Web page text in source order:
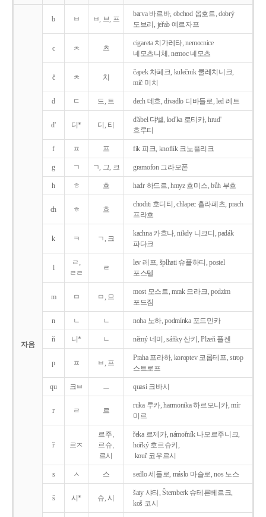
자음
b ㅂ ㅂ, 브, 프
barva 바르바, obchod 옵호트, dobrý
도브리, jeřab 예르자프
c ㅊ 츠
cigareta 치가레타, nemocnice
네모츠니체, nemoc 네모츠
č ㅊ 치
čapek 차페크, kulečnik 쿨레치니크,
míč 미치
d ㄷ 드, 트 dech 데흐, divadlo 디바들로, led 레트
d' 디* 디, 티
d'ábel 댜벨, lod'ka 로티카, hrud'
흐루티
f ㅍ 프 fík 피크, knoflík 크노플리크
g ㄱ ㄱ, 그, 크 gramofon 그라모폰
h ㅎ 흐 hadr 하드르, hmyz 흐미스, bůh 부흐
ch ㅎ 흐
choditi 호디티, chlapec 흘라페츠, prach
프라흐
k ㅋ ㄱ, 크
kachna 카흐나, nikdy 니크디, padák
파다크
l
ㄹ,
ㄹㄹ
ㄹ
lev 레프, šplhati 슈플하티, postel
포스텔
m ㅁ ㅁ, 므
most 모스트, mrak 므라크, podzim
포드짐
n ㄴ ㄴ noha 노하, podmínka 포드민카
ň 니* ㄴ němý 네미, sáňky 산키, Plzeň 플젠
p ㅍ ㅂ, 프
Praha 프라하, koroptev 코롭테프, strop
스트로프
qu 크ㅂ ㅡ quasi 크바시
r ㄹ 르
ruka 루카, harmonika 하르모니카, mír
미르
ř 르ㅈ
르주,
르슈,
르시
řeka 르제카, námořník 나모르주니크,
hořký 호르슈키,
kouř 코우르시
s ㅅ 스 sedlo 세들로, máslo 마슬로, nos 노스
š 시* 슈, 시
šaty 샤티, Šternberk 슈테른베르크,
koš 코시